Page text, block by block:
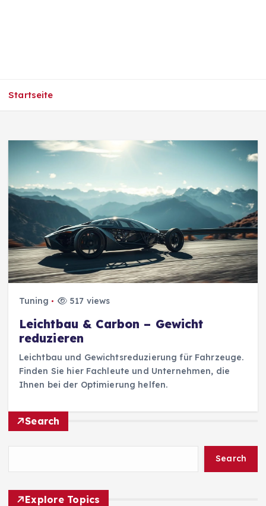
Startseite
Tuning 517 views
Leichtbau & Carbon – Gewicht
reduzieren
Leichtbau und Gewichtsreduzierung für Fahrzeuge.
Finden Sie hier Fachleute und Unternehmen, die
Ihnen bei der Optimierung helfen.
Search
Search
Explore Topics